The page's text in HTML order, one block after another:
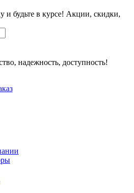
и будьте в курсе! Акции, скидки,
надежность, доступность!